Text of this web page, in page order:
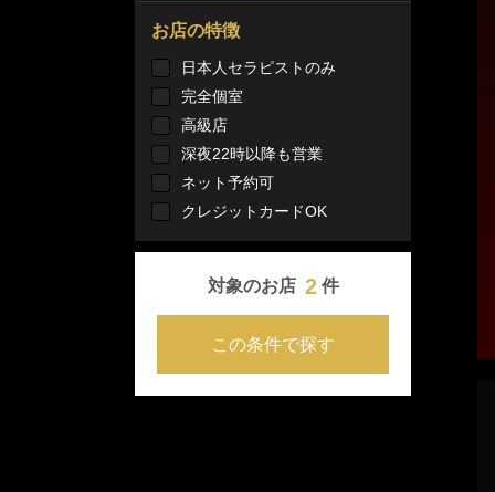
お店の特徴
日本人セラピストのみ
完全個室
高級店
深夜22時以降も営業
ネット予約可
クレジットカードOK
対象のお店 2 件
この条件で探す